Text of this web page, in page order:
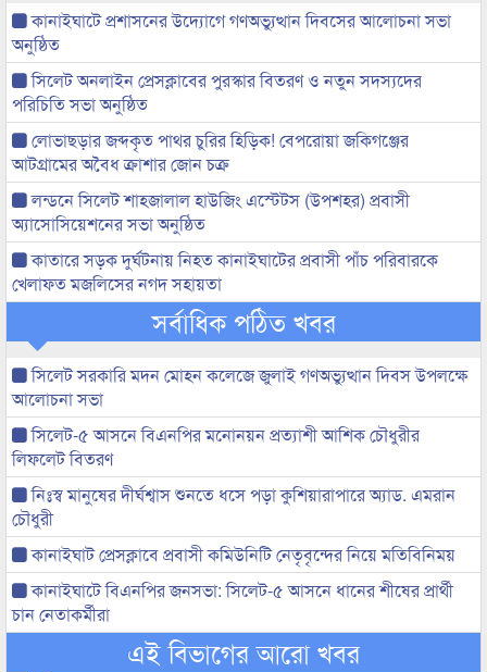
কানাইঘাটে প্রশাসনের উদ্যোগে গণঅভ্যুত্থান দিবসের আলোচনা সভা
অনুষ্ঠিত
সিলেট অনলাইন প্রেসক্লাবের পুরস্কার বিতরণ ও নতুন সদস্যদের
পরিচিতি সভা অনুষ্ঠিত
লোভাছড়ার জব্দকৃত পাথর চুরির হিড়িক! বেপরোয়া জকিগঞ্জের
আটগ্রামের অবৈধ ক্রাশার জোন চক্র
লন্ডনে সিলেট শাহজালাল হাউজিং এস্টেটস (উপশহর) প্রবাসী
অ্যাসোসিয়েশনের সভা অনুষ্ঠিত
কাতারে সড়ক দুর্ঘটনায় নিহত কানাইঘাটের প্রবাসী পাঁচ পরিবারকে
খেলাফত মজলিসের নগদ সহায়তা
সর্বাধিক পঠিত খবর
সিলেট সরকারি মদন মোহন কলেজে জুলাই গণঅভ্যুত্থান দিবস উপলক্ষে
আলোচনা সভা
সিলেট-৫ আসনে বিএনপির মনোনয়ন প্রত্যাশী আশিক চৌধুরীর
লিফলেট বিতরণ
নিঃস্ব মানুষের দীর্ঘশ্বাস শুনতে ধসে পড়া কুশিয়ারাপারে অ্যাড. এমরান
চৌধুরী
কানাইঘাট প্রেসক্লাবে প্রবাসী কমিউনিটি নেতৃবৃন্দের নিয়ে মতিবিনিময়
কানাইঘাটে বিএনপির জনসভা: সিলেট-৫ আসনে ধানের শীষের প্রার্থী
চান নেতাকর্মীরা
এই বিভাগের আরো খবর